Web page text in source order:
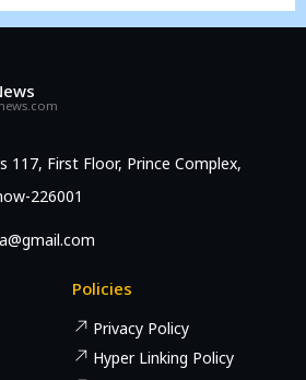
117, First Floor, Prince Complex,
226001
Policies
Privacy Policy
Hyper Linking Policy